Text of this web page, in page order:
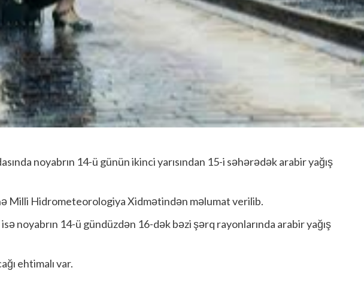
noyabrın 14-ü günün ikinci yarısından 15-i səhərədək arabir yağış
Milli Hidrometeorologiya Xidmətindən məlumat verilib.
noyabrın 14-ü gündüzdən 16-dək bəzi şərq rayonlarında arabir yağış
ehtimalı var.